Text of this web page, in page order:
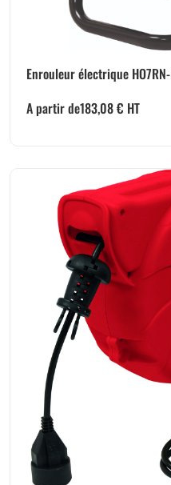
Enrouleur électrique
A partir de183,08€ HT